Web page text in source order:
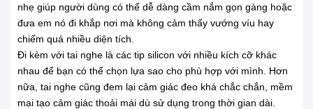
nhẹ giúp người dùng có thể dễ dàng cầm nắm gọn gàng hoặc
đưa em nó đi khắp nơi mà không cảm thấy vướng víu hay
chiếm quá nhiều diện tích.
Đi kèm với tai nghe là các tip silicon với nhiều kích cỡ khác
nhau để bạn có thể chọn lựa sao cho phù hợp với mình. Hơn
nữa, tai nghe cũng đem lại cảm giác đeo khá chắc chắn, mềm
mại tạo cảm giác thoải mái dù sử dụng trong thời gian dài.